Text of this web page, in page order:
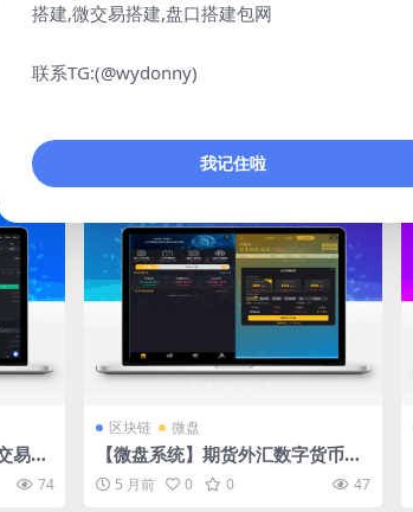
语
交易5000
区块链 微盘
2 年前 0 0 201
易所
服系74
区块链 微盘
【微盘系统】期货外汇数字货币M
T4微盘全功能版
5 月前 0 0 47
搭建,微交易搭建,盘口搭建包网
联系TG:(@wydonny)
我记住啦